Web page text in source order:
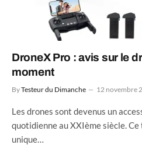
DroneX Pro : avis sur le
moment
ByTesteur du Dimanche 12 novembre
Les drones sont devenus un
quotidienne au XXIème siècle.
unique…